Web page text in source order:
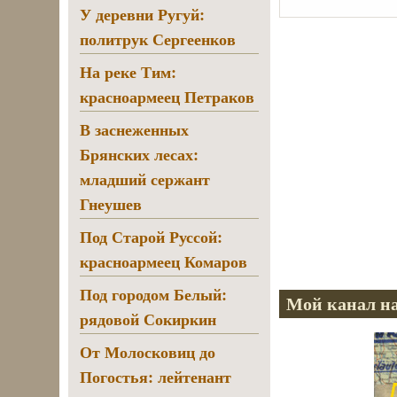
Мой канал
У деревни Ругуй:
политрук Сергеенков
На реке Тим:
красноармеец Петраков
В заснеженных
Брянских лесах:
младший сержант
Гнеушев
Под Старой Руссой:
красноармеец Комаров
Под городом Белый:
рядовой Сокиркин
От Молосковиц до
Погостья: лейтенант